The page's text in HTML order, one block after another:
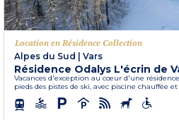
Location en Résidence Collection
Alpes du Sud
Vars
Résidence Odalys L'écrin de
Vacances d'exception au cœur d'une
pieds des pistes de ski, avec piscine chauffée